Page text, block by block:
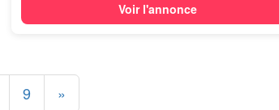
Voir l'annonce
9 »